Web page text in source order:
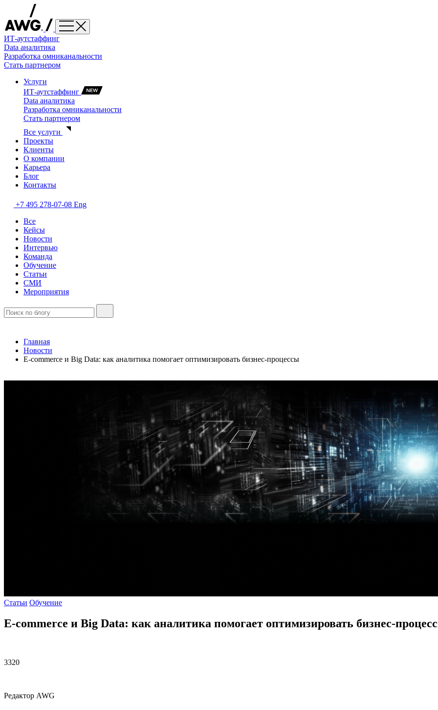
ИТ-аутстаффинг
Data аналитика
Разработка омниканальности
Стать партнером
Услуги
ИТ-аутстаффинг
Data аналитика
Разработка омниканальности
Стать партнером
Все услуги
Проекты
Клиенты
О компании
Карьера
Блог
Контакты
+7 495 278-07-08 Eng
Все
Кейсы
Новости
Интервью
Команда
Обучение
Статьи
СМИ
Мероприятия
Главная
Новости
E-commerce и Big Data: как аналитика помогает оптимизировать бизнес-процессы
Статьи Обучение
E-commerce и Big Data: как аналитика помогает оптимизировать бизнес-
3320
Редактор AWG